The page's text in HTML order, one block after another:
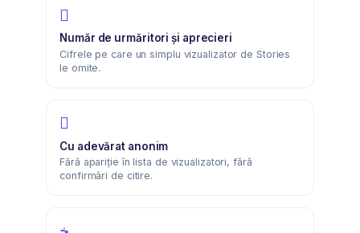
Număr de urmăritori și aprecieri
Cifrele pe care un simplu vizualizator de Stories
le omite.
Cu adevărat anonim
Fără apariție în lista de vizualizatori, fără
confirmări de citire.